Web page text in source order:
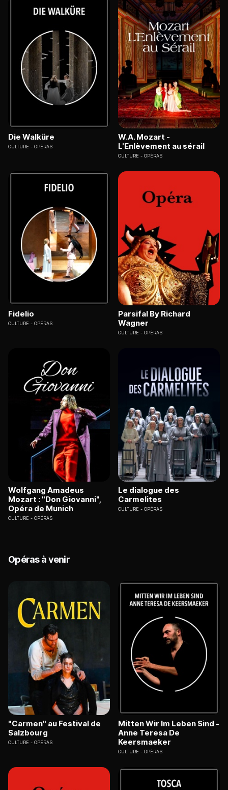
Die Walküre
CULTURE OPÉRAS
W.A. Mozart -
L'Enlèvement au sérail
CULTURE OPÉRAS
Fidelio
CULTURE OPÉRAS
Parsifal By Richard
Wagner
CULTURE OPÉRAS
Wolfgang Amadeus
Mozart : "Don Giovanni",
Opéra de Munich
CULTURE OPÉRAS
Le dialogue des
Carmelites
CULTURE OPÉRAS
Opéras à venir
"Carmen" au Festival de
Salzbourg
CULTURE OPÉRAS
Mitten Wir Im Leben Sind -
Anne Teresa De
Keersmaeker
CULTURE OPÉRAS